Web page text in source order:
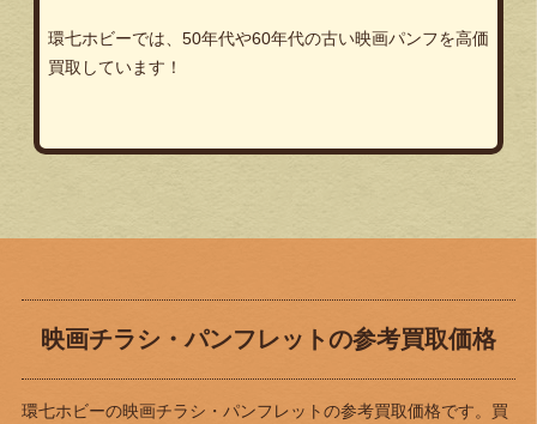
環七ホビーでは、50年代や60年代の古い映画パンフを高価
買取しています！
映画チラシ・パンフレットの参考買取価格
環七ホビーの映画チラシ・パンフレットの参考買取価格です。買